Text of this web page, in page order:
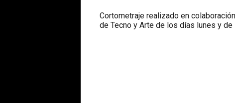
Cortometraje realizado en
de Tecno y Arte de los días lunes y